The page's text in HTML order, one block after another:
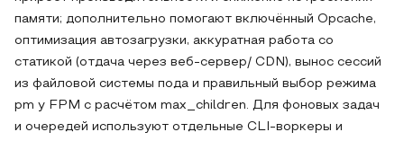
памяти; дополнительно помогают включённый Opcache,
оптимизация автозагрузки, аккуратная работа со
статикой (отдача через веб-сервер/ CDN), вынос сессий
из файловой системы пода и правильный выбор режима
pm у FPM с расчётом max_children. Для фоновых задач
и очередей используют отдельные CLI-воркеры и